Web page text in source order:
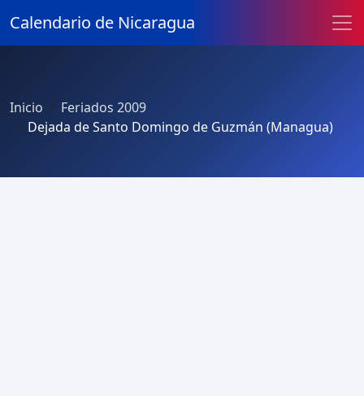
Calendario de Nicaragua
Inicio
Feriados 2009
Dejada de Santo Domingo de Guzmán (Managua)